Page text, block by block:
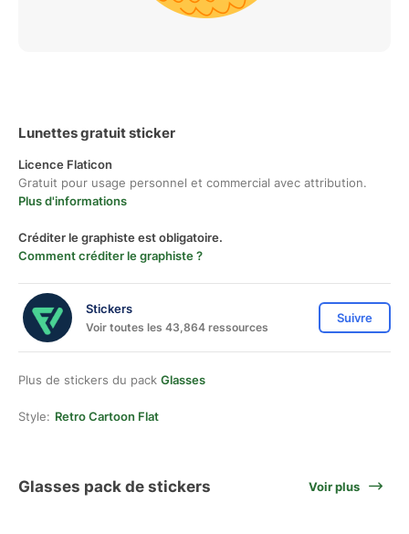
Lunettes gratuit sticker
Licence Flaticon
Gratuit pour usage personnel et commercial avec attribution.
Plus d'informations
Créditer le graphiste est obligatoire.
Comment créditer le graphiste ?
Stickers
Voir toutes les 43,864 ressources
Suivre
Plus de stickers du pack Glasses
Style: Retro Cartoon Flat
Glasses pack de stickers Voir plus